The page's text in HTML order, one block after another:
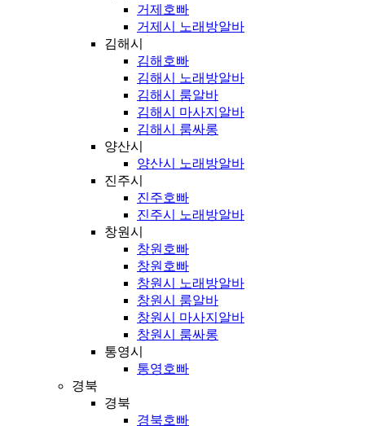
거제호빠
거제시 노래방알바
김해시
김해호빠
김해시 노래방알바
김해시 룸알바
김해시 마사지알바
김해시 룸싸롱
양산시
양산시 노래방알바
진주시
진주호빠
진주시 노래방알바
창원시
창원호빠
창원호빠
창원시 노래방알바
창원시 룸알바
창원시 마사지알바
창원시 룸싸롱
통영시
통영호빠
경북
경북
경북호빠